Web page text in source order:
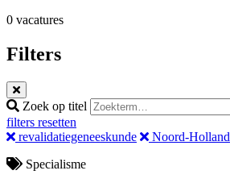
0 vacatures
Filters
Zoek op titel
filters resetten
revalidatiegeneeskunde
Noord-Holland
Specialisme